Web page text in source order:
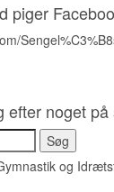
piger
efter noget på
og